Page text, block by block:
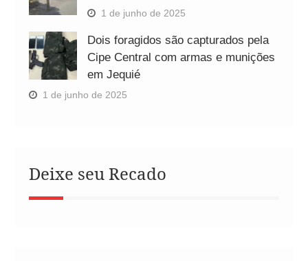
1 de junho de 2025
Dois foragidos são capturados pela
Cipe Central com armas e munições
em Jequié
1 de junho de 2025
Deixe seu Recado